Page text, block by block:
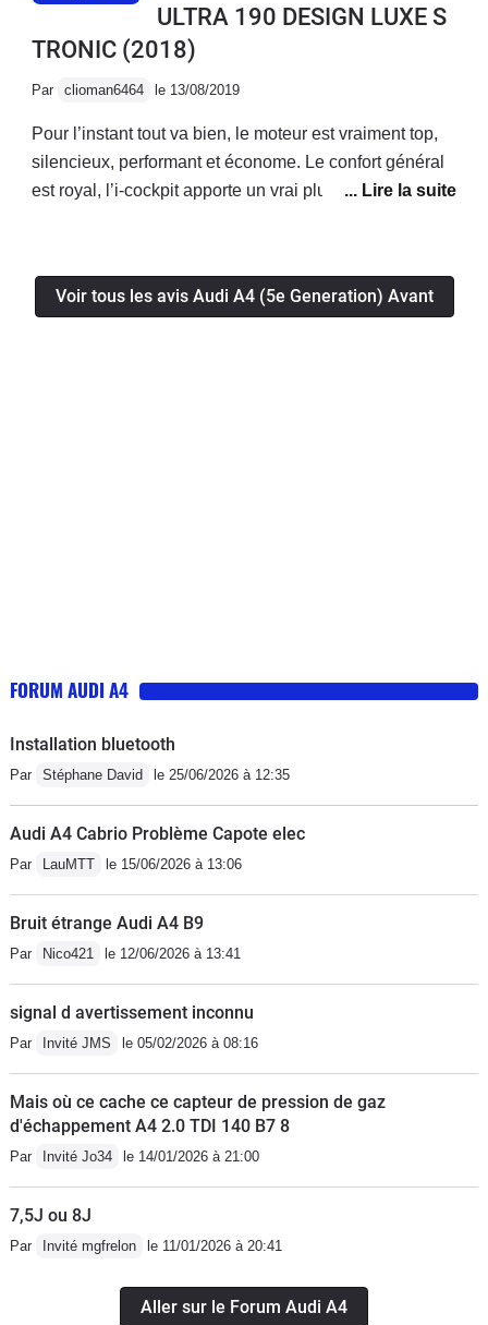
ULTRA 190 DESIGN LUXE S
TRONIC (2018)
Par clioman6464 le 13/08/2019
Pour l’instant tout va bien, le moteur est vraiment top,
silencieux, performant et économe. Le confort général
est royal, l’i-cockpit apporte un vrai plus! La voiture a
permet d’avoir une voiture bonne à tout faire!
Voir tous les avis Audi A4 (5e Generation) Avant
FORUM AUDI A4
Installation bluetooth
Par Stéphane David le 25/06/2026 à 12:35
Audi A4 Cabrio Problème Capote elec
Par LauMTT le 15/06/2026 à 13:06
Bruit étrange Audi A4 B9
Par Nico421 le 12/06/2026 à 13:41
signal d avertissement inconnu
Par Invité JMS le 05/02/2026 à 08:16
Mais où ce cache ce capteur de pression de gaz
d'échappement A4 2.0 TDI 140 B7 8
Par Invité Jo34 le 14/01/2026 à 21:00
7,5J ou 8J
Par Invité mgfrelon le 11/01/2026 à 20:41
Aller sur le Forum Audi A4